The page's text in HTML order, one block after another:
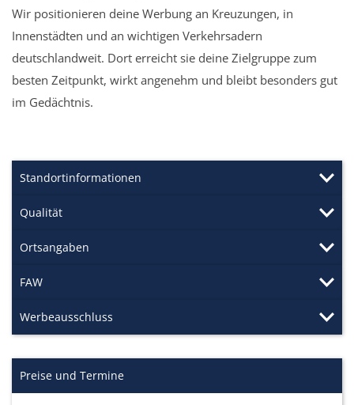
Wir positionieren deine Werbung an Kreuzungen, in
Innenstädten und an wichtigen Verkehrsadern
deutschlandweit. Dort erreicht sie deine Zielgruppe zum
besten Zeitpunkt, wirkt angenehm und bleibt besonders gut
im Gedächtnis.
Standortinformationen
Qualität
Ortsangaben
FAW
Werbeausschluss
Preise und Termine